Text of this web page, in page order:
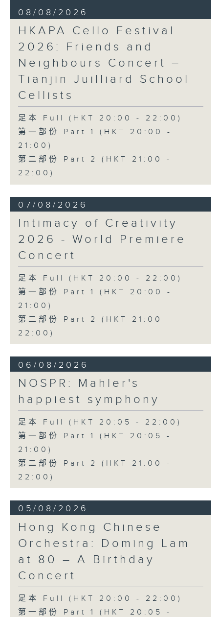
D小調大提琴奏鳴曲，作品40 (28’)
方崬清
《林沖》，作品37 (8’)
F大調第二大提琴奏鳴曲，作品99 (25’)
樸柏
巴格尼尼
羅西尼《摩西在埃及》主題變奏曲（為四把
大提琴改編） (8’)
香港演藝學院主辦
2026年4月20日香港演藝學院區永熙音樂廳
錄音
錄音由香港演藝學院提供
Symphonie fantastique, Op. 14
(53’)
Recorded at Philharmonie, Berlin
on 27/2/2026
柏林愛樂：索奇耶夫指揮白遼士幻想交響曲
賓迪斯–鮑格利（小提琴）｜德利佩萊爾（大
提琴）
柏林愛樂樂團｜索奇耶夫（指揮）
孟德爾遜
布拉姆斯
A小調小提琴與大提琴雙重協奏曲，作品102
(34’)
白遼士
《幻想交響曲》，作品14 (53’)
2026年2月27日柏林愛樂廳錄音
08/08/2026
HKAPA Cello Festival
2026: Friends and
Neighbours Concert –
Tianjin Juilliard School
Cellists
足本 Full (HKT 20:00 - 22:00)
第一部份 Part 1 (HKT 20:00 -
21:00)
第二部份 Part 2 (HKT 21:00 -
22:00)
07/08/2026
Intimacy of Creativity
2026 - World Premiere
Concert
足本 Full (HKT 20:00 - 22:00)
第一部份 Part 1 (HKT 20:00 -
21:00)
第二部份 Part 2 (HKT 21:00 -
22:00)
06/08/2026
NOSPR: Mahler's
happiest symphony
足本 Full (HKT 20:05 - 22:00)
第一部份 Part 1 (HKT 20:05 -
21:00)
第二部份 Part 2 (HKT 21:00 -
22:00)
05/08/2026
Hong Kong Chinese
Orchestra: Doming Lam
at 80 – A Birthday
Concert
足本 Full (HKT 20:00 - 22:00)
第一部份 Part 1 (HKT 20:05 -